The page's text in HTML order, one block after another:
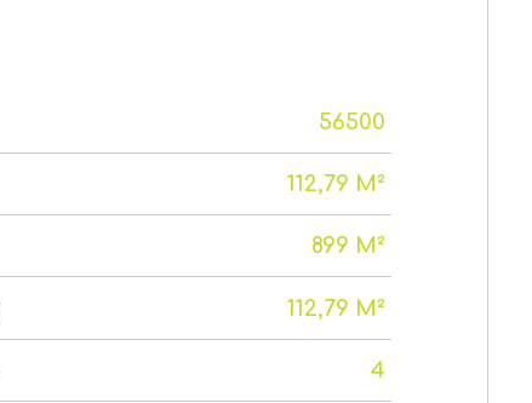
56500
112,79 M²
899 M²
112,79 M²
4